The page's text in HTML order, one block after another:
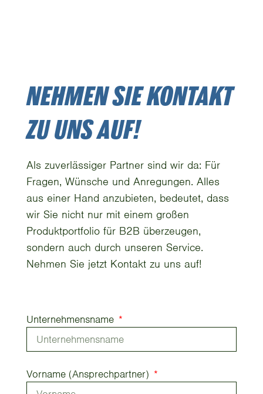
NEHMEN SIE KONTAKT
ZU UNS AUF!
Als zuverlässiger Partner sind wir da: Für
Fragen, Wünsche und Anregungen. Alles
aus einer Hand anzubieten, bedeutet, dass
wir Sie nicht nur mit einem großen
Produktportfolio für B2B überzeugen,
sondern auch durch unseren Service.
Nehmen Sie jetzt Kontakt zu uns auf!
Unternehmensname
Vorname (Ansprechpartner)